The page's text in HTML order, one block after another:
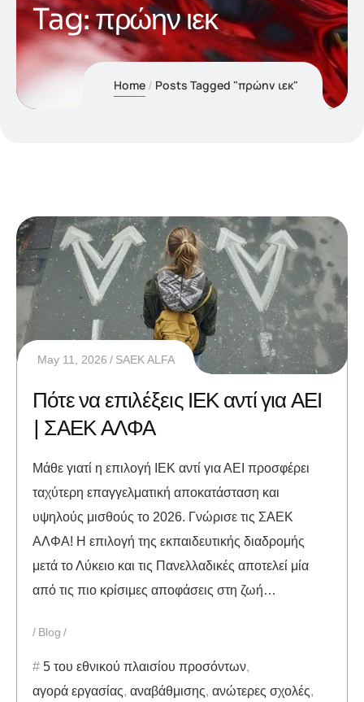
Tag:πρώην ιεκ
Home Posts Tagged "πρώην ιεκ"
May 11, 2026 SAEK ALFA
Πότε να επιλέξεις ΙΕΚ αντί για ΑΕΙ
| ΣΑΕΚ ΑΛΦΑ
Μάθε γιατί η επιλογή ΙΕΚ αντί για ΑΕΙ προσφέρει
ταχύτερη επαγγελματική αποκατάσταση και
υψηλούς μισθούς το 2026. Γνώρισε τις ΣΑΕΚ
ΑΛΦΑ! Η επιλογή της εκπαιδευτικής διαδρομής
μετά το Λύκειο και τις Πανελλαδικές αποτελεί μία
από τις πιο κρίσιμες αποφάσεις στη ζωή…
Blog
5 του εθνικού πλαισίου προσόντων,
αγορά εργασίας, αναβάθμισης, ανώτερες σχολές,